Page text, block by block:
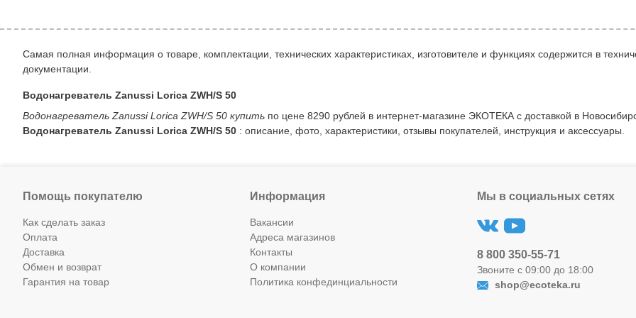
Самая полная информация о товаре, комплектации, технических характеристиках, изготовителе и функциях содержится в
документации.
Водонагреватель Zanussi Lorica ZWH/S 50
Водонагреватель Zanussi Lorica ZWH/S 50 купить по цене 8290 рублей в интернет-магазине ЭКОТЕКА с доставкой в
Водонагреватель Zanussi Lorica ZWH/S 50 : описание, фото, характеристики, отзывы покупателей, инструкция и аксессуары.
Помощь покупателю
Как сделать заказ
Оплата
Доставка
Обмен и возврат
Гарантия на товар
Информация
Вакансии
Адреса магазинов
Контакты
О компании
Политика конфединциальности
Мы в социальных сетях
8 800 350-55-71
Звоните с 09:00 до 18:00
shop@ecoteka.ru